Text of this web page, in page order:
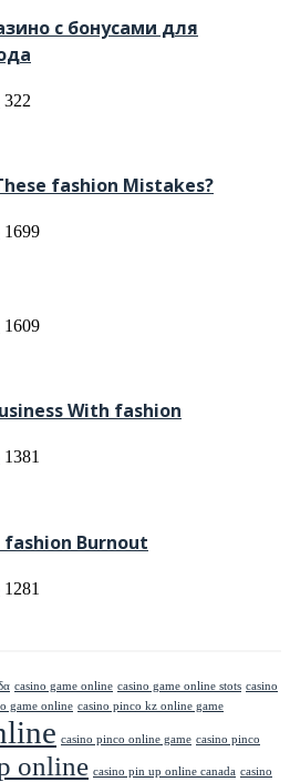
с бонусами для
322
fashion Mistakes?
1699
1609
With fashion
1381
fashion Burnout
1281
casino game online casino game online stots casino
game online casino pinco kz online game
casino pinco online game casino pinco
online casino pin up online canada casino